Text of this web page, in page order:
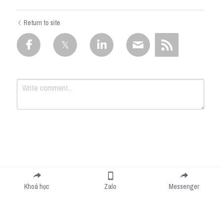
Return to site
Submit
Khoá học Zalo Messenger